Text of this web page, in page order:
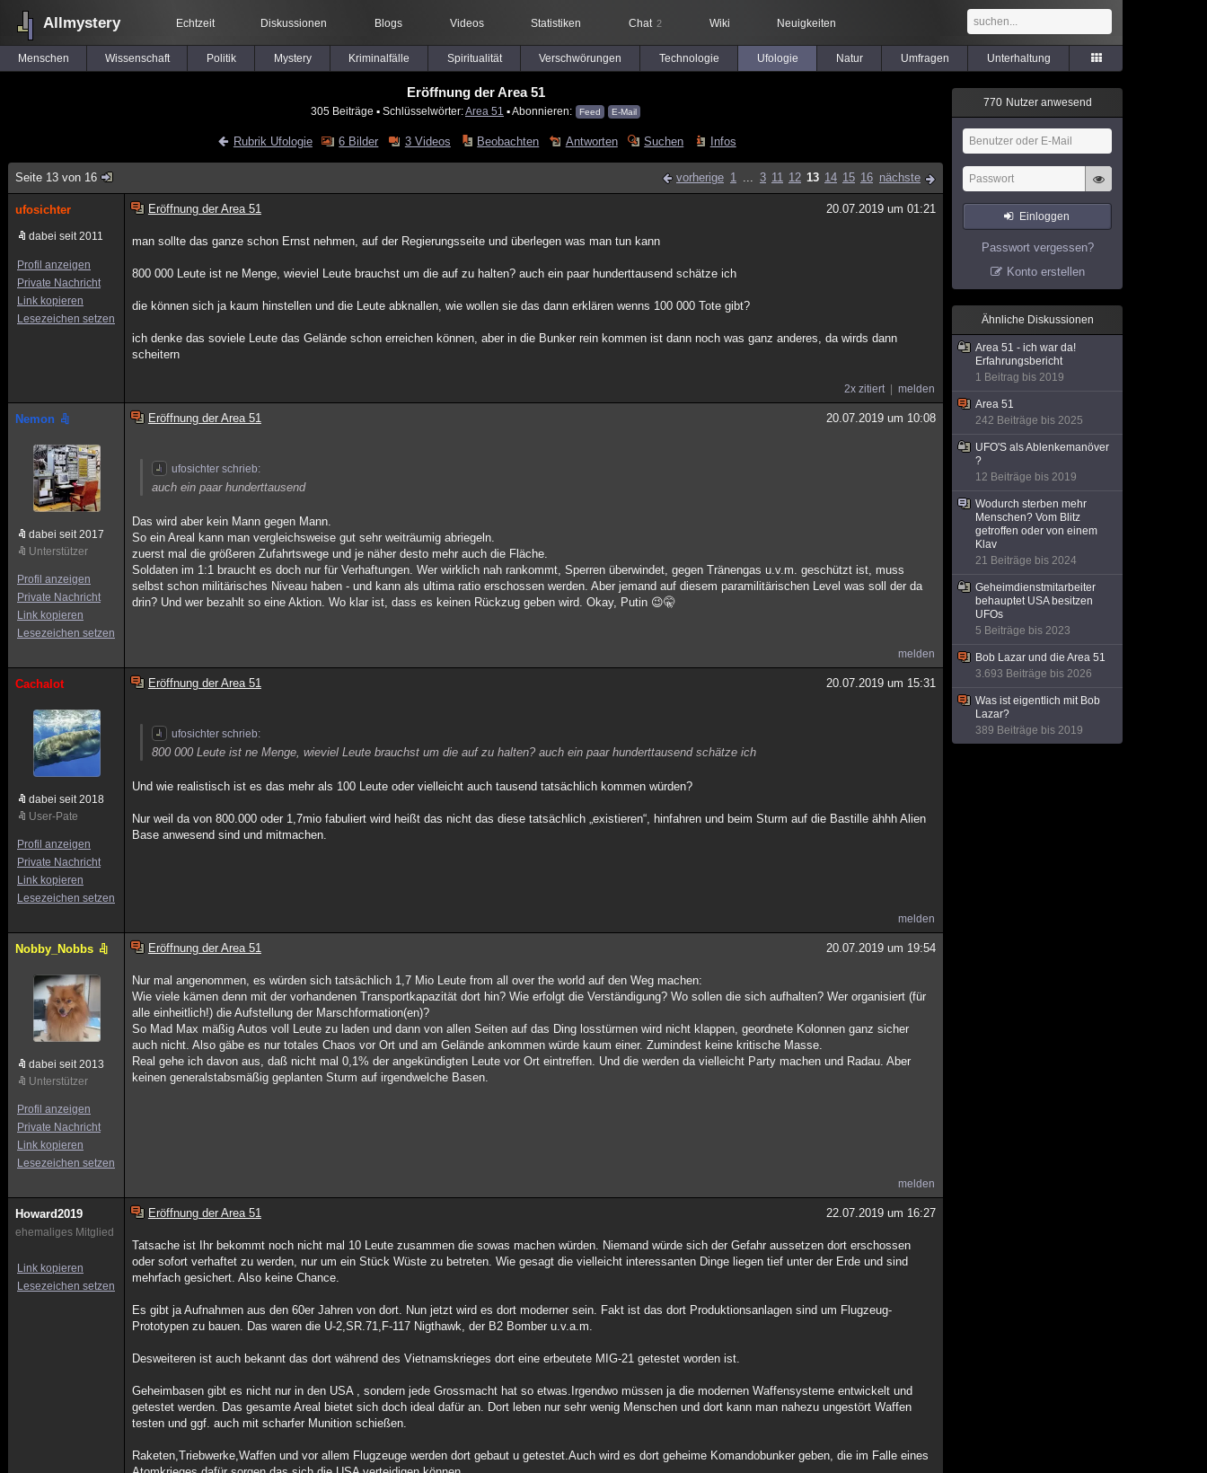
Allmystery Echtzeit Diskussionen Blogs Videos Statistiken Chat 2 Wiki Neuigkeiten
Menschen Wissenschaft Politik Mystery Kriminalfälle Spiritualität Verschwörungen Technologie Ufologie Natur Umfragen Unterhaltung
Eröffnung der Area 51
305 Beiträge ▪ Schlüsselwörter:Area 51 ▪ Abonnieren: Feed E-Mail
Rubrik Ufologie 6 Bilder 3 Videos Beobachten Antworten Suchen Infos
Seite 13 von 16 vorherige 1 ... 3 11 12 13 14 15 16 nächste
ufosichter
dabei seit 2011
Profil anzeigen
Private Nachricht
Link kopieren
Lesezeichen setzen
Eröffnung der Area 51 20.07.2019 um 01:21
man sollte das ganze schon Ernst nehmen, auf der Regierungsseite und überlegen was man tun kann
800 000 Leute ist ne Menge, wieviel Leute brauchst um die auf zu halten? auch ein paar hunderttausend schätze ich
die können sich ja kaum hinstellen und die Leute abknallen, wie wollen sie das dann erklären wenns 100 000 Tote gibt?
ich denke das soviele Leute das Gelände schon erreichen können, aber in die Bunker rein kommen ist dann noch was ganz anderes, da wirds dann
scheitern
2x zitiert melden
Nemon
dabei seit 2017
Unterstützer
Profil anzeigen
Private Nachricht
Link kopieren
Lesezeichen setzen
Eröffnung der Area 51 20.07.2019 um 10:08
ufosichter schrieb:
auch ein paar hunderttausend
Das wird aber kein Mann gegen Mann.
So ein Areal kann man vergleichsweise gut sehr weiträumig abriegeln.
zuerst mal die größeren Zufahrtswege und je näher desto mehr auch die Fläche.
Soldaten im 1:1 braucht es doch nur für Verhaftungen. Wer wirklich nah rankommt, Sperren überwindet, gegen Tränengas u.v.m. geschützt ist, muss
selbst schon militärisches Niveau haben - und kann als ultima ratio erschossen werden. Aber jemand auf diesem paramilitärischen Level was soll der da
drin? Und wer bezahlt so eine Aktion. Wo klar ist, dass es keinen Rückzug geben wird. Okay, Putin 😉🤫
melden
Cachalot
dabei seit 2018
User-Pate
Profil anzeigen
Private Nachricht
Link kopieren
Lesezeichen setzen
Eröffnung der Area 51 20.07.2019 um 15:31
ufosichter schrieb:
800 000 Leute ist ne Menge, wieviel Leute brauchst um die auf zu halten? auch ein paar hunderttausend schätze ich
Und wie realistisch ist es das mehr als 100 Leute oder vielleicht auch tausend tatsächlich kommen würden?
Nur weil da von 800.000 oder 1,7mio fabuliert wird heißt das nicht das diese tatsächlich „existieren“, hinfahren und beim Sturm auf die Bastille ähhh Alien
Base anwesend sind und mitmachen.
melden
Nobby_Nobbs
dabei seit 2013
Unterstützer
Profil anzeigen
Private Nachricht
Link kopieren
Lesezeichen setzen
Eröffnung der Area 51 20.07.2019 um 19:54
Nur mal angenommen, es würden sich tatsächlich 1,7 Mio Leute from all over the world auf den Weg machen:
Wie viele kämen denn mit der vorhandenen Transportkapazität dort hin? Wie erfolgt die Verständigung? Wo sollen die sich aufhalten? Wer organisiert (für
alle einheitlich!) die Aufstellung der Marschformation(en)?
So Mad Max mäßig Autos voll Leute zu laden und dann von allen Seiten auf das Ding losstürmen wird nicht klappen, geordnete Kolonnen ganz sicher
auch nicht. Also gäbe es nur totales Chaos vor Ort und am Gelände ankommen würde kaum einer. Zumindest keine kritische Masse.
Real gehe ich davon aus, daß nicht mal 0,1% der angekündigten Leute vor Ort eintreffen. Und die werden da vielleicht Party machen und Radau. Aber
keinen generalstabsmäßig geplanten Sturm auf irgendwelche Basen.
melden
Howard2019
ehemaliges Mitglied
Link kopieren
Lesezeichen setzen
Eröffnung der Area 51 22.07.2019 um 16:27
Tatsache ist Ihr bekommt noch nicht mal 10 Leute zusammen die sowas machen würden. Niemand würde sich der Gefahr aussetzen dort erschossen
oder sofort verhaftet zu werden, nur um ein Stück Wüste zu betreten. Wie gesagt die vielleicht interessanten Dinge liegen tief unter der Erde und sind
mehrfach gesichert. Also keine Chance.
Es gibt ja Aufnahmen aus den 60er Jahren von dort. Nun jetzt wird es dort moderner sein. Fakt ist das dort Produktionsanlagen sind um Flugzeug-
Prototypen zu bauen. Das waren die U-2,SR.71,F-117 Nigthawk, der B2 Bomber u.v.a.m.
Desweiteren ist auch bekannt das dort während des Vietnamskrieges dort eine erbeutete MIG-21 getestet worden ist.
Geheimbasen gibt es nicht nur in den USA , sondern jede Grossmacht hat so etwas.Irgendwo müssen ja die modernen Waffensysteme entwickelt und
getestet werden. Das gesamte Areal bietet sich doch ideal dafür an. Dort leben nur sehr wenig Menschen und dort kann man nahezu ungestört Waffen
testen und ggf. auch mit scharfer Munition schießen.
Raketen,Triebwerke,Waffen und vor allem Flugzeuge werden dort gebaut u getestet.Auch wird es dort geheime Komandobunker geben, die im Falle eines
770 Nutzer anwesend
Einloggen
Passwort vergessen?
Konto erstellen
Ähnliche Diskussionen
Area 51 - ich war da!
Erfahrungsbericht
1 Beitrag bis 2019
Area 51
242 Beiträge bis 2025
UFO'S als Ablenkemanöver
?
12 Beiträge bis 2019
Wodurch sterben mehr
Menschen? Vom Blitz
getroffen oder von einem
Klav
21 Beiträge bis 2024
Geheimdienstmitarbeiter
behauptet USA besitzen
UFOs
5 Beiträge bis 2023
Bob Lazar und die Area 51
3.693 Beiträge bis 2026
Was ist eigentlich mit Bob
Lazar?
389 Beiträge bis 2019